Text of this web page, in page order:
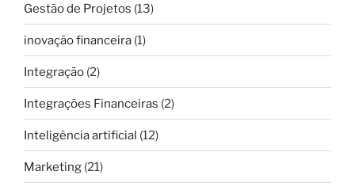
Gestão de Projetos (13)
inovação financeira (1)
Integração (2)
Integrações Financeiras (2)
Inteligência artificial (12)
Marketing (21)